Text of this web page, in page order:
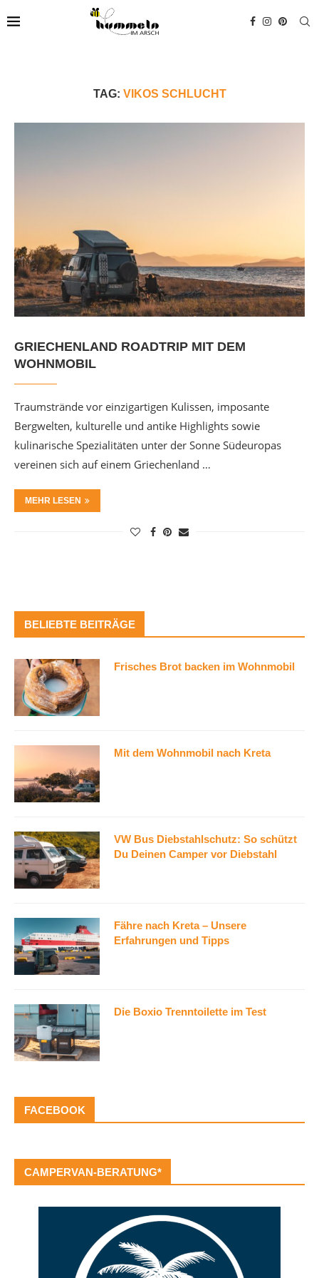
TAG: VIKOS SCHLUCHT
GRIECHENLAND ROADTRIP MIT DEM
WOHNMOBIL
Traumstrände vor einzigartigen Kulissen, imposante
Bergwelten, kulturelle und antike Highlights sowie
kulinarische Spezialitäten unter der Sonne Südeuropas
vereinen sich auf einem Griechenland …
MEHR LESEN
BELIEBTE BEITRÄGE
Frisches Brot backen im Wohnmobil
Mit dem Wohnmobil nach Kreta
VW Bus Diebstahlschutz: So schützt
Du Deinen Camper vor Diebstahl
Fähre nach Kreta – Unsere
Erfahrungen und Tipps
Die Boxio Trenntoilette im Test
FACEBOOK
CAMPERVAN-BERATUNG*